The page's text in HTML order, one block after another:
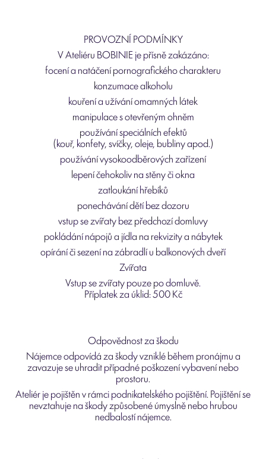
PROVOZNÍ PODMÍNKY
V Ateliéru BOBINIE je přísně zakázáno:
focení a natáčení pornografického charakteru
konzumace alkoholu
kouření a užívání omamných látek
manipulace s otevřeným ohněm
používání speciálních efektů
(kouř, konfety, svíčky, oleje, bubliny apod.)
používání vysokoodběrových zařízení
lepení čehokoliv na stěny či okna
zatloukání hřebíků
ponechávání dětí bez dozoru
vstup se zvířaty bez předchozí domluvy
pokládání nápojů a jídla na rekvizity a nábytek
opírání či sezení na zábradlí u balkonových dveří
Zvířata
Vstup se zvířaty pouze po domluvě.
Příplatek za úklid: 500 Kč
Odpovědnost za škodu
Nájemce odpovídá za škody vzniklé během pronájmu a
zavazuje se uhradit případné poškození vybavení nebo
prostoru.
Ateliér je pojištěn v rámci podnikatelského pojištění. Pojištění se
nevztahuje na škody způsobené úmyslně nebo hrubou
nedbalostí nájemce.